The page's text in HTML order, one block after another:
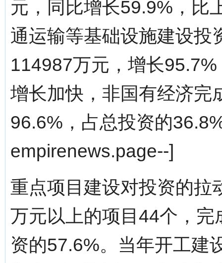
元，同比增长59.9%，比
通运输等基础设施建设投
114987万元，增长
增长加快，非国有经济完
96.6%，占总投资的
empirenews.page--]
重点项目建设对投资的拉
万元以上的项目44个，
资的57.6%。当年开工建